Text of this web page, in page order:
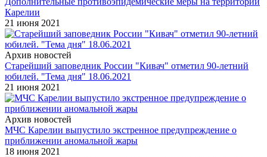
Карелии
21 июня 2021
Архив новостей
Старейший заповедник России "Кивач" отметил 90-летний
юбилей. "Тема дня" 18.06.2021
21 июня 2021
Архив новостей
МЧС Карелии выпустило экстренное предупреждение о
приближении аномальной жары
18 июня 2021